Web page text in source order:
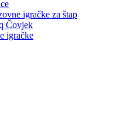
igračke za štap
Čovjek
igračke